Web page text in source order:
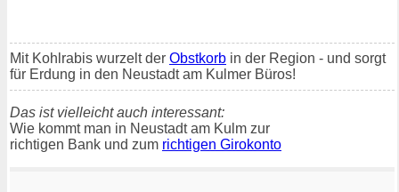
Mit Kohlrabis wurzelt der Obstkorb in der Region - und sorgt
für Erdung in den Neustadt am Kulmer Büros!
Das ist vielleicht auch interessant:
Wie kommt man in Neustadt am Kulm zur
richtigen Bank und zum richtigen Girokonto